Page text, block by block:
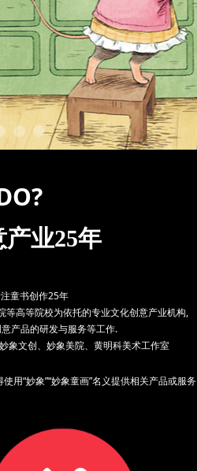
业25年
童书创作25年
高等院校为依托的专业文化创意产业机构,
产品的研发与服务等工作.
象文创、妙象美院、黄明科美术工作室
用“妙象”“妙象童画”名义提供相关产品或服务